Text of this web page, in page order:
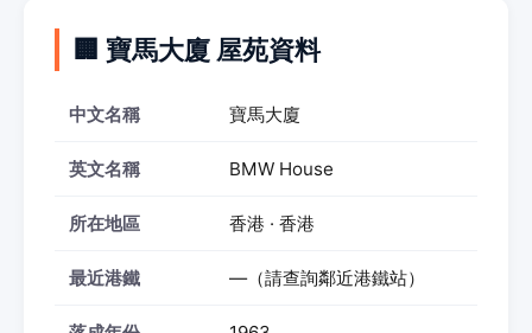
🏢 寶馬大廈 屋苑資料
中文名稱 寶馬大廈
英文名稱 BMW House
所在地區 香港 · 香港
最近港鐵 —（請查詢鄰近港鐵站）